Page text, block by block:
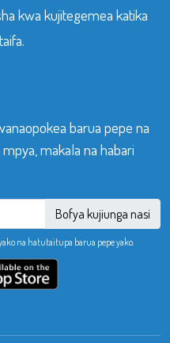
kwa kujitegemea katika
barua pepe na
makala na habari
Bofya kujiunga nasi
na hatutaitupa barua pepe yako.